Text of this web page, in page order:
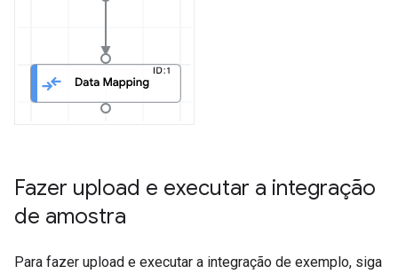
Fazer upload e executar a integração
de amostra
Para fazer upload e executar a integração de exemplo, siga